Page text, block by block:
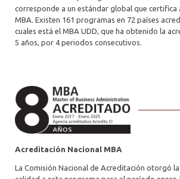
corresponde a un estándar global que certifica
MBA. Existen 161 programas en 72 países
cuales está el MBA UDD, que ha obtenido la
5 años, por 4 periodos consecutivos.
Acreditación Nacional MBA
La Comisión Nacional de Acreditación otorgó